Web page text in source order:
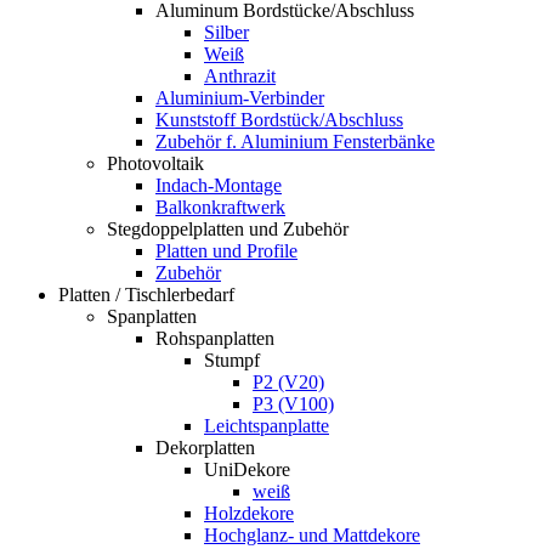
Aluminum Bordstücke/Abschluss
Silber
Weiß
Anthrazit
Aluminium-Verbinder
Kunststoff Bordstück/Abschluss
Zubehör f. Aluminium Fensterbänke
Photovoltaik
Indach-Montage
Balkonkraftwerk
Stegdoppelplatten und Zubehör
Platten und Profile
Zubehör
Platten / Tischlerbedarf
Spanplatten
Rohspanplatten
Stumpf
P2 (V20)
P3 (V100)
Leichtspanplatte
Dekorplatten
UniDekore
weiß
Holzdekore
Hochglanz- und Mattdekore